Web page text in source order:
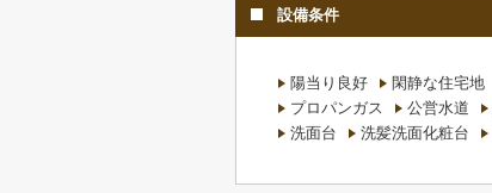
設備条件
陽当り良好 閑静な住宅地
プロパンガス
公営水道
洗面台
洗髪洗面化粧台